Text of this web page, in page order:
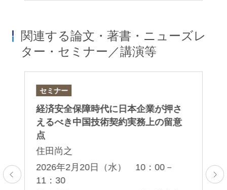
関連する論文・著書・ニューズレ
ター・セミナー／講演等
セミナー
経済安全保障時代に日本企業が押さ
えるべき中国技術契約実務上の留意
点
住田尚之
2026年2月20日（水） 10：00－
11：30